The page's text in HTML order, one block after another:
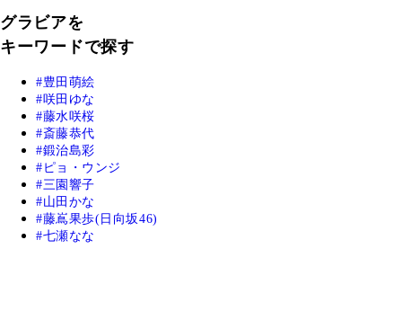
グラビアを
キーワードで探す
豊田萌絵
咲田ゆな
藤水咲桜
斎藤恭代
鍛治島彩
ピョ・ウンジ
三園響子
山田かな
藤嶌果歩(日向坂46)
七瀬なな